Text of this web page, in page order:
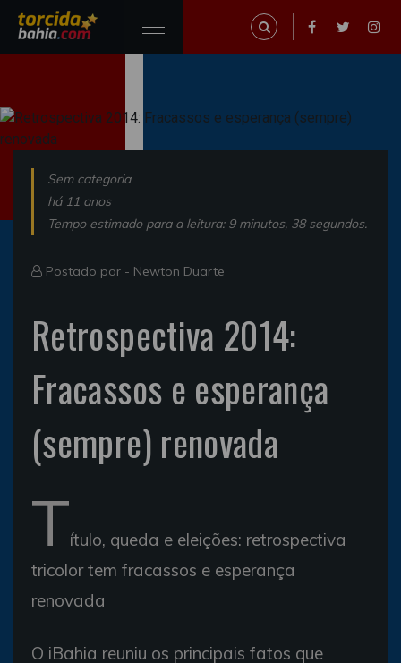
Sem categoria
há 11 anos
Tempo estimado para a leitura: 9 minutos, 38 segundos.
Postado por - Newton Duarte
Retrospectiva 2014:
Fracassos e esperança
(sempre) renovada
Título, queda e eleições: retrospectiva
tricolor tem fracassos e esperança
renovada
O iBahia reuniu os principais fatos que